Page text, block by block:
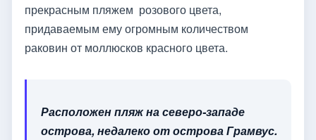
прекрасным пляжем розового цвета,
придаваемым ему огромным количеством
раковин от моллюсков красного цвета.
Расположен пляж на северо-западе
острова, недалеко от острова Грамвус.